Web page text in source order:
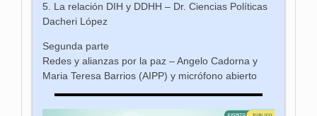
5. La relación DIH y DDHH – Dr. Ciencias Políticas
Dacheri López
Segunda parte
Redes y alianzas por la paz – Angelo Cadorna y
Maria Teresa Barrios (AIPP) y micrófono abierto